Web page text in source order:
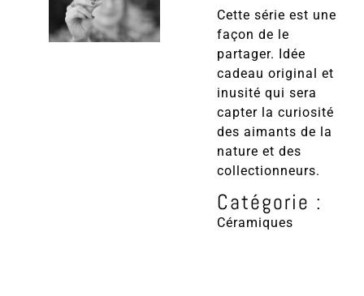
Cette série est une
façon de le
partager. Idée
cadeau original et
inusité qui sera
capter la curiosité
des aimants de la
nature et des
collectionneurs.
Catégorie :
Céramiques